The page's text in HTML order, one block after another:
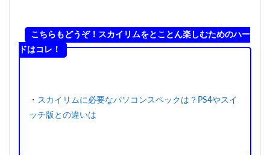
こちらもどうぞ！スカイリムをとことん楽しむためのハー
ドはコレ！
・ スカイリムに必要なパソコンスペックは？PS4やスイ
ッチ版との違いは